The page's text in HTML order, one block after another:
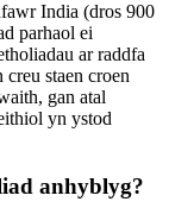
India (dros 900
parhaol ei
ar raddfa
staen croen
gan atal
yn ystod
anhyblyg?